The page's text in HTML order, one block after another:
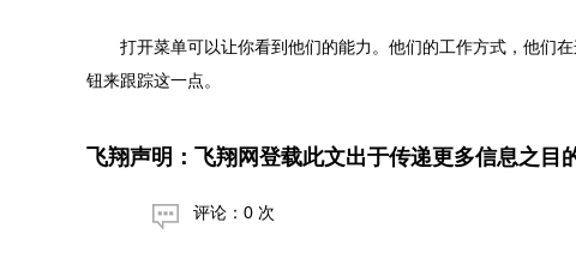
打开菜单可以让你看到他们的能力。他们的工作方式，他们
钮来跟踪这一点。
飞翔声明：飞翔网登载此文出于传递更多信息之目
评论：0 次